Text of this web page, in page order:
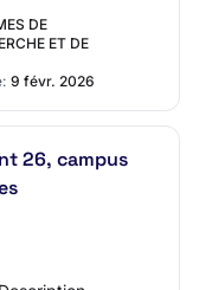
DE
ET DE
9 févr. 2026
26, campus